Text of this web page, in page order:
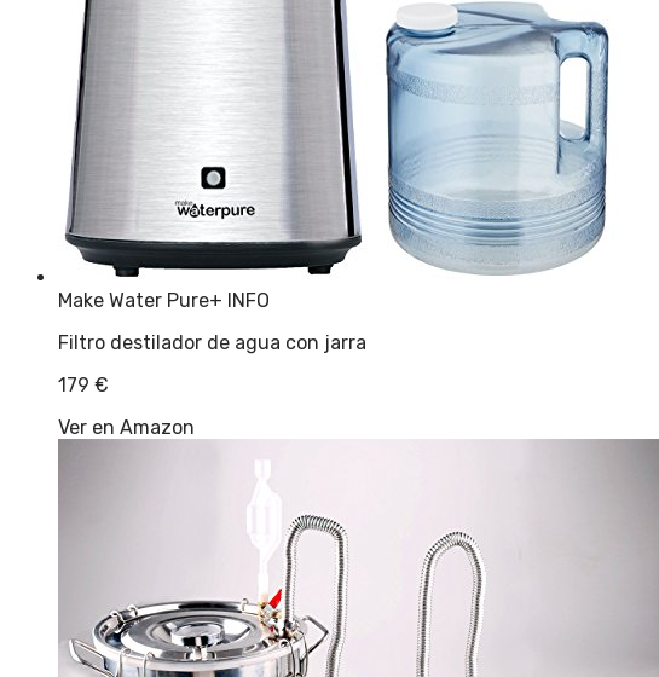
Make Water Pure+ INFO
Filtro destilador de agua con jarra
179 €
Ver en Amazon